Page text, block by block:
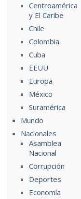
Centroamérica
y El Caribe
Chile
Colombia
Cuba
EEUU
Europa
México
Suramérica
Mundo
Nacionales
Asamblea
Nacional
Corrupción
Deportes
Economía